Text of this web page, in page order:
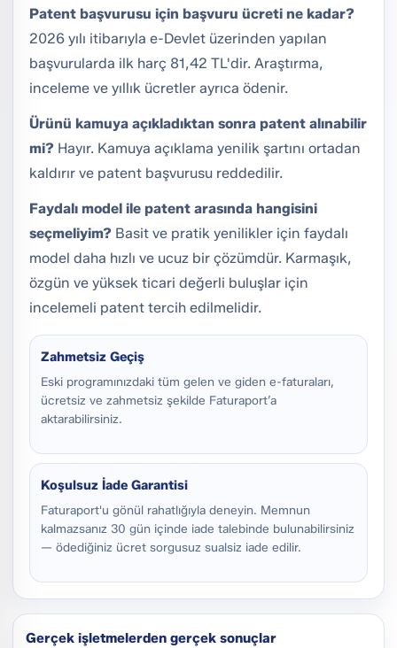
Patent başvurusu için başvuru ücreti ne kadar?
2026 yılı itibarıyla e-Devlet üzerinden yapılan
başvurularda ilk harç 81,42 TL'dir. Araştırma,
inceleme ve yıllık ücretler ayrıca ödenir.
Ürünü kamuya açıkladıktan sonra patent alınabilir
mi? Hayır. Kamuya açıklama yenilik şartını ortadan
kaldırır ve patent başvurusu reddedilir.
Faydalı model ile patent arasında hangisini
seçmeliyim? Basit ve pratik yenilikler için faydalı
model daha hızlı ve ucuz bir çözümdür. Karmaşık,
özgün ve yüksek ticari değerli buluşlar için
incelemeli patent tercih edilmelidir.
Zahmetsiz Geçiş
Eski programınızdaki tüm gelen ve giden e-faturaları,
ücretsiz ve zahmetsiz şekilde Faturaport’a
aktarabilirsiniz.
Koşulsuz İade Garantisi
Faturaport'u gönül rahatlığıyla deneyin. Memnun
kalmazsanız 30 gün içinde iade talebinde bulunabilirsiniz
— ödediğiniz ücret sorgusuz sualsiz iade edilir.
Gerçek işletmelerden gerçek sonuçlar